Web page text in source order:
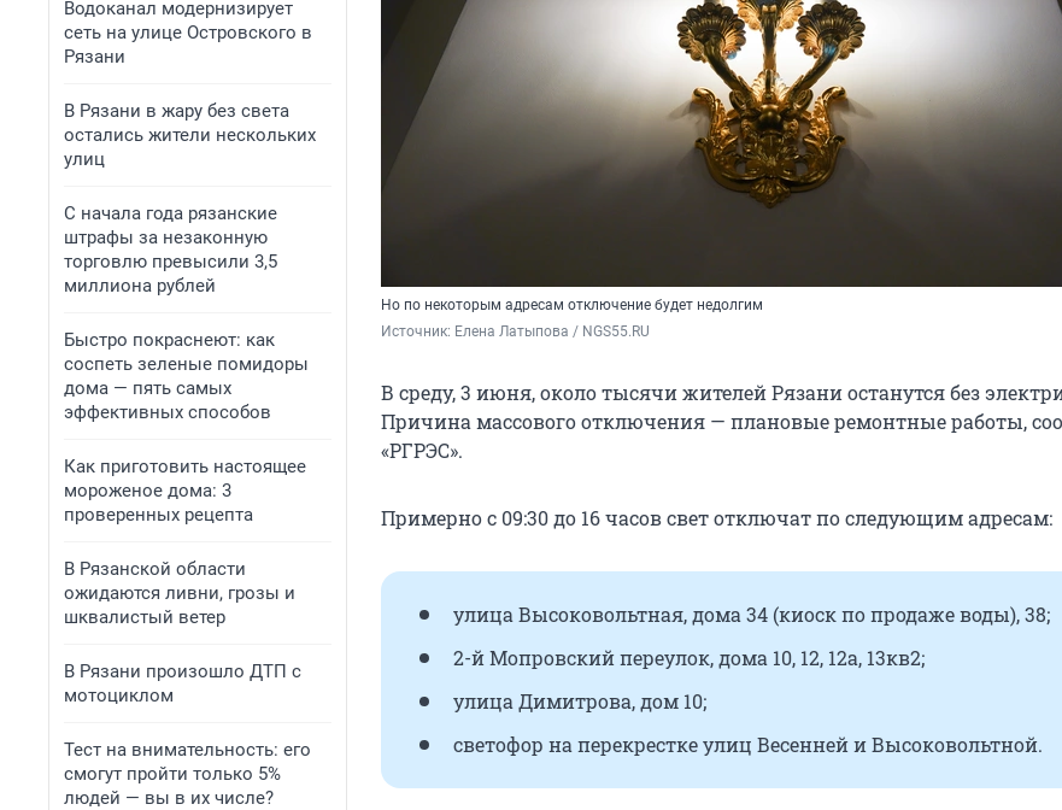
Водоканал модернизирует
сеть на улице Островского в
Рязани
В Рязани в жару без света
остались жители нескольких
улиц
С начала года рязанские
штрафы за незаконную
торговлю превысили 3,5
миллиона рублей
Быстро покраснеют: как
соспеть зеленые помидоры
дома — пять самых
эффективных способов
Как приготовить настоящее
мороженое дома: 3
проверенных рецепта
В Рязанской области
ожидаются ливни, грозы и
шквалистый ветер
В Рязани произошло ДТП с
мотоциклом
Тест на внимательность: его
смогут пройти только 5%
людей — вы в их числе?
Но по некоторым адресам отключение будет недолгим
Источник: Елена Латыпова / NGS55.RU
В среду, 3 июня, около тысячи жителей Рязани останутся без
Причина массового отключения — плановые ремонтные работы,
«РГРЭС».
Примерно с 09:30 до 16 часов свет отключат по следующим адресам:
улица Высоковольтная, дома 34 (киоск по продаже воды), 38;
2-й Мопровский переулок, дома 10, 12, 12а, 13кв2;
улица Димитрова, дом 10;
светофор на перекрестке улиц Весенней и Высоковольтной.